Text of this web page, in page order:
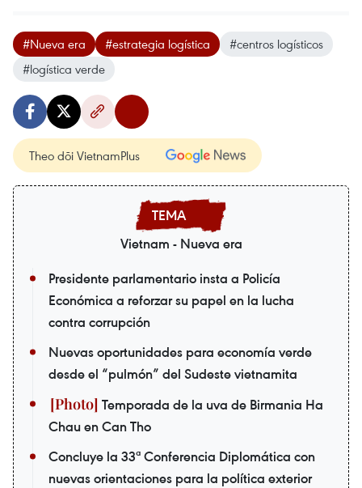
#Nueva era #estrategia logística
#centros logísticos
#logística verde
Theo dõi VietnamPlus
Vietnam - Nueva era
Presidente parlamentario insta a Policía
Económica a reforzar su papel en la lucha
contra corrupción
Nuevas oportunidades para economía verde
desde el “pulmón” del Sudeste vietnamita
Temporada de la uva de Birmania Ha
Chau en Can Tho
Concluye la 33ª Conferencia Diplomática con
nuevas orientaciones para la política exterior